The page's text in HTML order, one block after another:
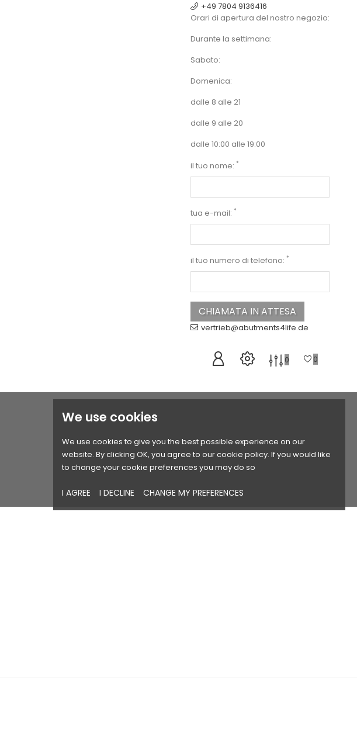
We use cookies
We use cookies to give you the best possible experience on our
website. By clicking OK, you agree to our cookie policy. If you would like
to change your cookie preferences you may do so
I AGREE I DECLINE CHANGE MY PREFERENCES
+49 7804 9136416
Orari di apertura del nostro negozio:
Durante la settimana:
Sabato:
Domenica:
dalle 8 alle 21
dalle 9 alle 20
dalle 10:00 alle 19:00
il tuo nome: *
tua e-mail: *
il tuo numero di telefono: *
vertrieb@abutments4life.de
0 0